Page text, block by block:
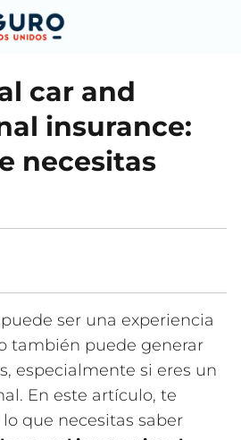
car and
insurance:
necesitas
ser una experiencia
también puede generar
especialmente si eres un
En este artículo, te
que necesitas saber